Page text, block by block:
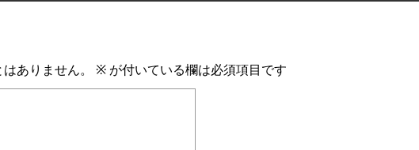
ありません。 ※ が付いている欄は必須項目です